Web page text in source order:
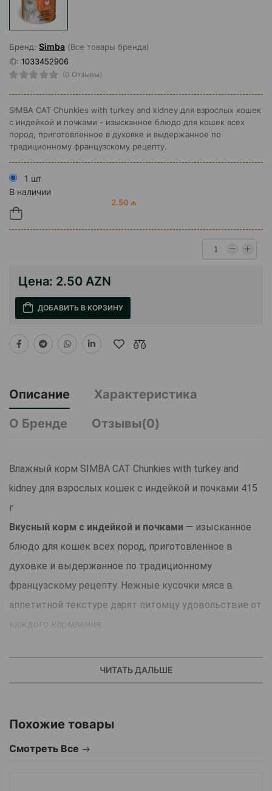
Бренд: Simba (Все товары бренда)
ID: 1033452906
(0 Отзывы)
SIMBA CAT Chunkies with turkey and kidney для взрослых кошек
с индейкой и почками - изысканное блюдо для кошек всех
пород, приготовленное в духовке и выдержанное по
традиционному французскому рецепту.
1 шт
В наличии
2.50 ₼
Цена: 2.50 AZN
ДОБАВИТЬ В КОРЗИНУ
Описание
Характеристика
О Бренде
Отзывы(0)
Влажный корм SIMBA CAT Chunkies with turkey and
kidney для взрослых кошек с индейкой и почками 415
г
Вкусный корм с индейкой и почками — изысканное
блюдо для кошек всех пород, приготовленное в
духовке и выдержанное по традиционному
французскому рецепту. Нежные кусочки мяса в
аппетитной текстуре дарят питомцу удовольствие от
каждого кормления.
Индейка и почки — источникблагородных белков,
мышечной массы.
ЧИТАТЬ ДАЛЬШЕ
Похожие товары
Смотреть Все